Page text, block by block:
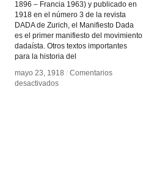
1896 – Francia 1963) y publicado en
1918 en el número 3 de la revista
DADA de Zurich, el Manifiesto Dada
es el primer manifiesto del movimiento
dadaísta. Otros textos importantes
para la historia del
mayo 23, 1918 / Comentarios
desactivadosen
mayo 23, 1918 / Comentarios
desactivadosen